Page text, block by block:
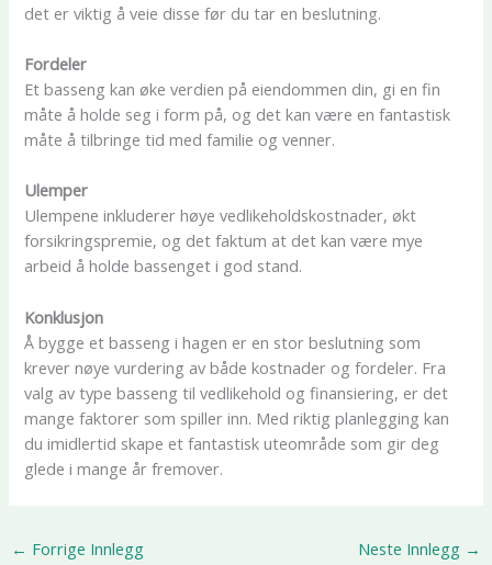
det er viktig å veie disse før du tar en beslutning.
Fordeler
Et basseng kan øke verdien på eiendommen din, gi en fin
måte å holde seg i form på, og det kan være en fantastisk
måte å tilbringe tid med familie og venner.
Ulemper
Ulempene inkluderer høye vedlikeholdskostnader, økt
forsikringspremie, og det faktum at det kan være mye
arbeid å holde bassenget i god stand.
Konklusjon
Å bygge et basseng i hagen er en stor beslutning som
krever nøye vurdering av både kostnader og fordeler. Fra
valg av type basseng til vedlikehold og finansiering, er det
mange faktorer som spiller inn. Med riktig planlegging kan
du imidlertid skape et fantastisk uteområde som gir deg
glede i mange år fremover.
← Forrige Innlegg Neste Innlegg →